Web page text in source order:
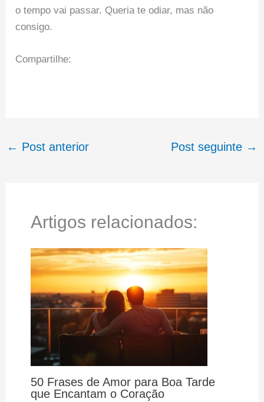
o tempo vai passar. Queria te odiar, mas não
consigo.
Compartilhe:
← Post anterior Post seguinte →
Artigos relacionados:
50 Frases de Amor para Boa Tarde
que Encantam o Coração